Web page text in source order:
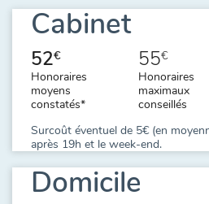
Cabinet
52€
Honoraires
moyens
constatés*
55€
Honoraires
maximaux
conseillés
Surcoût éventuel de 5€ (en
après 19h et le week-end.
Domicile